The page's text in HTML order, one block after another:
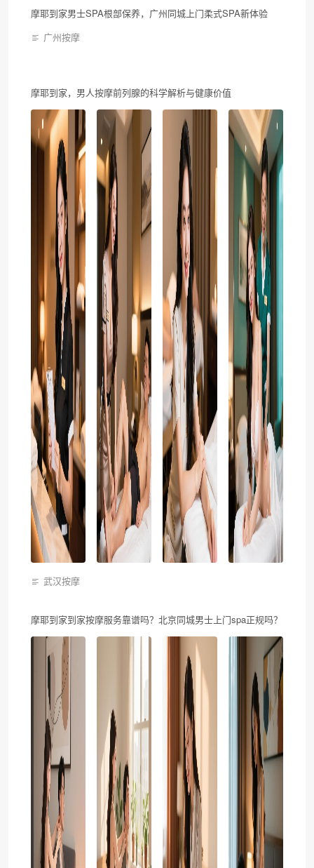
摩耶到家男士SPA根部保养，广州同城上门柔式SPA新体验
广州按摩
摩耶到家，男人按摩前列腺的科学解析与健康价值
武汉按摩
摩耶到家到家按摩服务靠谱吗？北京同城男士上门spa正规吗？